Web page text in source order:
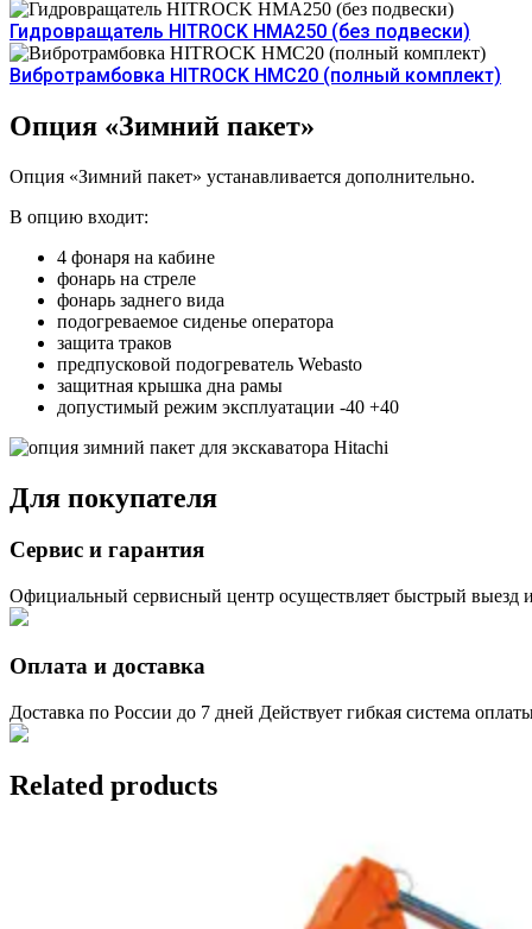
Гидровращатель HITROCK HMA250 (без подвески)
Вибротрамбовка HITROCK HMC20 (полный комплект)
Опция «Зимний пакет»
Опция «Зимний пакет» устанавливается дополнительно.
В опцию входит:
4 фонаря на кабине
фонарь на стреле
фонарь заднего вида
подогреваемое сиденье оператора
защита траков
предпусковой подогреватель Webasto
защитная крышка дна рамы
допустимый режим эксплуатации -40 +40
Для покупателя
Сервис и гарантия
Официальный сервисный центр осуществляет быстрый выезд
Оплата и доставка
Доставка по России до 7 дней Действует гибкая система
Related products